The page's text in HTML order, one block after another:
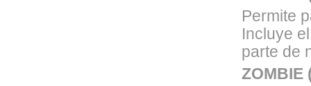
Permite
Incluye
parte de
ZOMBIE